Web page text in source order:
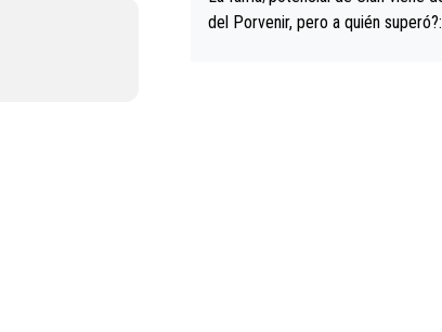
del Porvenir, pero a quién